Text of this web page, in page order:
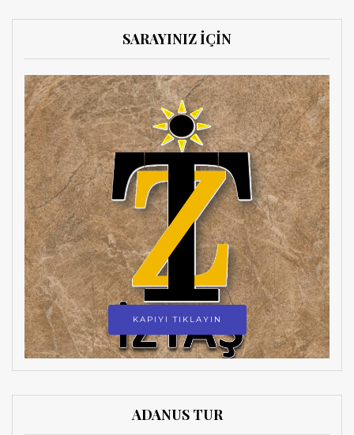
SARAYINIZ İÇİN
KAPIYI TIKLAYIN
ADANUS TUR